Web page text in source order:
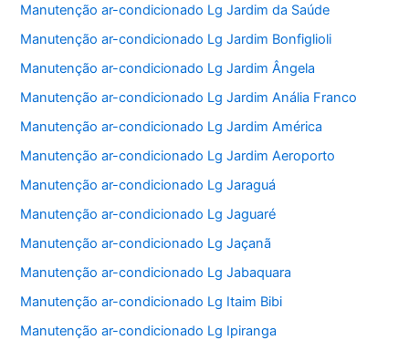
Manutenção ar-condicionado Lg Jardim da Saúde
Manutenção ar-condicionado Lg Jardim Bonfiglioli
Manutenção ar-condicionado Lg Jardim Ângela
Manutenção ar-condicionado Lg Jardim Anália Franco
Manutenção ar-condicionado Lg Jardim América
Manutenção ar-condicionado Lg Jardim Aeroporto
Manutenção ar-condicionado Lg Jaraguá
Manutenção ar-condicionado Lg Jaguaré
Manutenção ar-condicionado Lg Jaçanã
Manutenção ar-condicionado Lg Jabaquara
Manutenção ar-condicionado Lg Itaim Bibi
Manutenção ar-condicionado Lg Ipiranga